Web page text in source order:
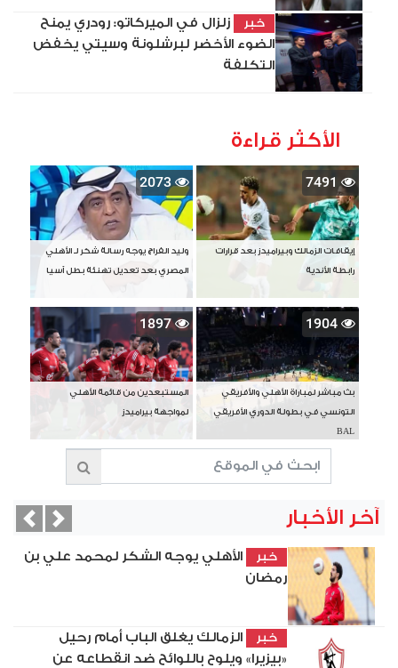
خبر
زلزال في الميركاتو: رودري يمنح
الضوء الأخضر لبرشلونة وسيتي يخفض
التكلفة
الأكثر قراءة
7491
إيقافات الزمالك وبيراميدز بعد قرارات
رابطة الأندية
2073
وليد الفراج يوجه رسالة شكر لـ الأهلي
المصري بعد تعديل تهنئة بطل آسيا
1904
بث مباشر لمباراة الأهلي والأفريقي
التونسي في بطولة الدوري الأفريقي
BAL
1897
المستبعدين من قائمة الأهلي
لمواجهة بيراميدز
آخر الأخبار
خبر
الأهلي يوجه الشكر لمحمد علي بن
رمضان
خبر
الزمالك يغلق الباب أمام رحيل
«بيزيرا» ويلوح باللوائح ضد انقطاعه عن
Next